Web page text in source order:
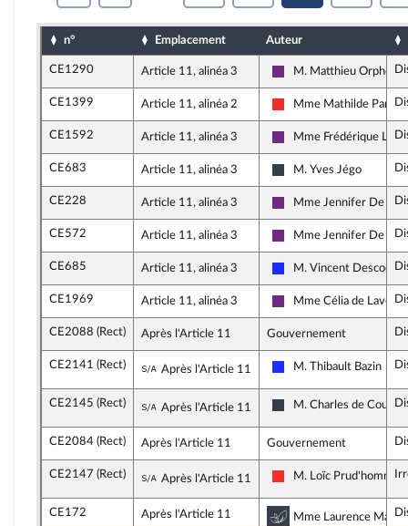
n° Emplacement Auteur
CE1290 Article 11, alinéa 3
La République en Marche
M. Matthieu Orphelin
CE1399 Article 11, alinéa 2
La France insoumise
Mme Mathilde Panot
CE1592 Article 11, alinéa 3
La République en Marche
Mme Frédérique
CE683 Article 11, alinéa 3
UDI, Agir et
M. Yves Jégo
CE228 Article 11, alinéa 3
La République en Marche
Mme Jennifer De
CE572 Article 11, alinéa 3
La République en Marche
Mme Jennifer De
CE685 Article 11, alinéa 3
Les Républicains
M. Vincent Descoeur
CE1969 Article 11, alinéa 3
La République en Marche
Mme Célia de
CE2088 (Rect) Après l'Article 11 Gouvernement
CE2141 (Rect) Sous-amendement de l'amendement
Après l'Article 11 Les Républicains
M. Thibault Bazin
CE2145 (Rect) Sous-amendement de l'amendement
Après l'Article 11 UDI, Agir et
M. Charles de
CE2084 (Rect) Après l'Article 11 Gouvernement
CE2147 (Rect) Sous-amendement de
Après l'Article 11 La France insoumise
M. Loïc Prud'homme
CE172 Après l'Article 11 Commission du
Mme Laurence